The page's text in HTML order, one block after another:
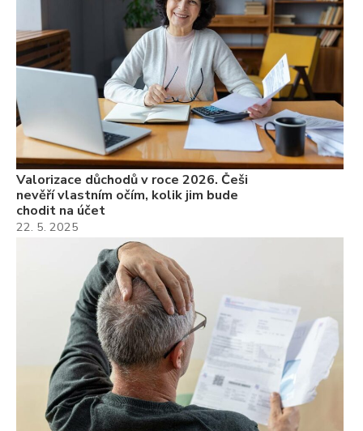
Valorizace důchodů v roce 2026. Češi
nevěří vlastním očím, kolik jim bude
chodit na účet
22. 5. 2025